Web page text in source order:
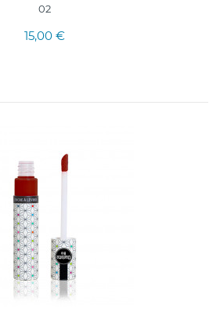
02
15,00 €